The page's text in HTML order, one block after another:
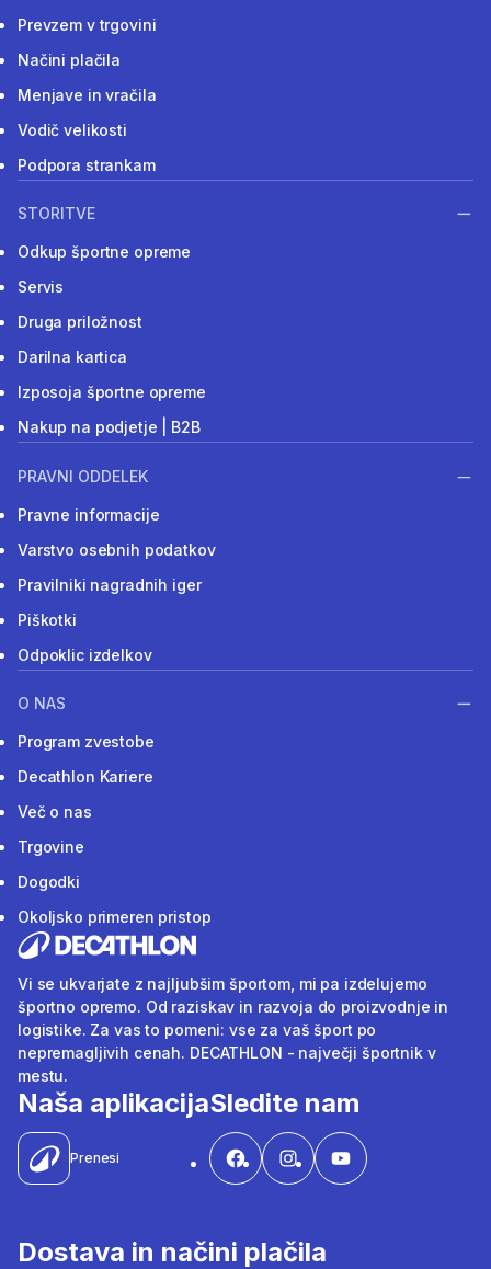
Prevzem v trgovini
Načini plačila
Menjave in vračila
Vodič velikosti
Podpora strankam
STORITVE
Odkup športne opreme
Servis
Druga priložnost
Darilna kartica
Izposoja športne opreme
Nakup na podjetje | B2B
PRAVNI ODDELEK
Pravne informacije
Varstvo osebnih podatkov
Pravilniki nagradnih iger
Piškotki
Odpoklic izdelkov
O NAS
Program zvestobe
Decathlon Kariere
Več o nas
Trgovine
Dogodki
Okoljsko primeren pristop
Vi se ukvarjate z najljubšim športom, mi pa izdelujemo
športno opremo. Od raziskav in razvoja do proizvodnje in
logistike. Za vas to pomeni: vse za vaš šport po
nepremagljivih cenah. DECATHLON - največji športnik v
mestu.
Naša aplikacija
Prenesi
Sledite nam
Dostava in načini plačila